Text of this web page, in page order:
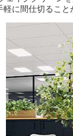
に間仕切るこ